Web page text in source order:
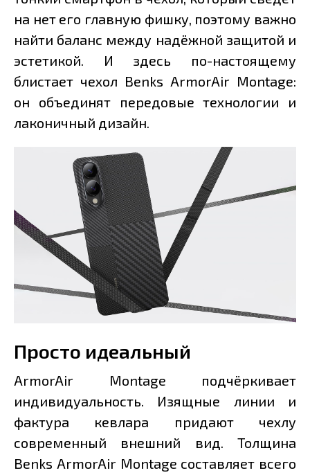
на нет его главную фишку, поэтому важно
найти баланс между надёжной защитой и
эстетикой. И здесь по-настоящему
блистает чехол Benks ArmorAir Montage:
он объединят передовые технологии и
лаконичный дизайн.
Просто идеальный
ArmorAir Montage подчёркивает
индивидуальность. Изящные линии и
фактура кевлара придают чехлу
современный внешний вид. Толщина
Benks ArmorAir Montage составляет всего